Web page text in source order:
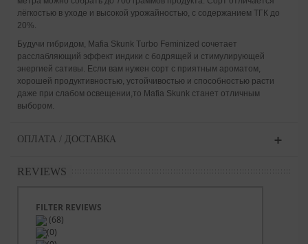
лёгкостью в уходе и высокой урожайностью, с содержанием ТГК до
20%.
Будучи гибридом, Mafia Skunk Turbo Feminized сочетает
расслабляющий эффект индики с бодрящей и стимулирующей
энергией сативы. Если вам нужен сорт с приятным ароматом,
хорошей продуктивностью, устойчивостью и способностью расти
даже при слабом освещении,то Mafia Skunk станет отличным
выбором.
ОПЛАТА / ДОСТАВКА
REVIEWS
FILTER REVIEWS
(68)
(0)